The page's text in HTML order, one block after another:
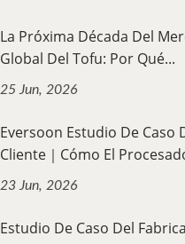
La Próxima Década Del
Global Del Tofu: Por Qué...
25 Jun, 2026
Eversoon Estudio De Caso
Cliente｜Cómo El
23 Jun, 2026
Estudio De Caso Del